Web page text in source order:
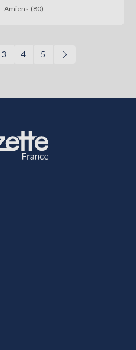
Amiens (80)
3 4 5